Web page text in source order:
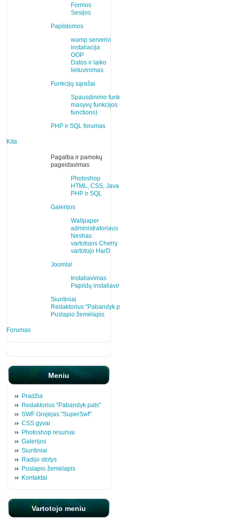
Formos
Sesijos
Papildomos
wamp serverio
instaliacija
OOP
Datos ir laiko
lietuvinimas
Funkcijų sąrašai
Spausdinimo funkcijos
masyvų funkcijos (array
functions)
PHP ir SQL forumas
Kita
Pagalba ir pamokų
pageidavimas
Photoshop
HTML, CSS, JavaScript
PHP ir SQL
Galerijos
Wallpaper
administratoriaus
Neshas
vartotojos Cherry
vartotojo HarD
Joomla!
Instaliavimas
Papildų instaliavimas
Siuntiniai
Redaktorius "Pabandyk pats"
Puslapio žemėlapis
Forumas
Meniu
Pradžia
Redaktorius "Pabandyk pats"
SWF Grojėjas "SuperSwf"
CSS gyvai
Photoshop resursai
Galerijos
Siuntiniai
Radijo stotys
Puslapio žemėlapis
Kontaktai
Vartotojo meniu